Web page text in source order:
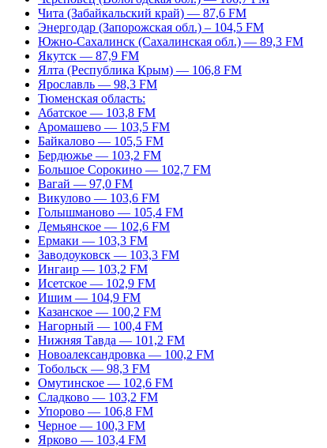
Чита (Забайкальский край) — 87,6 FM
Энергодар (Запорожская обл.) – 104,5 FM
Южно-Сахалинск (Сахалинская обл.) — 89,3 FM
Якутск — 87,9 FM
Ялта (Республика Крым) — 106,8 FM
Ярославль — 98,3 FM
Тюменская область:
Абатское — 103,8 FM
Аромашево — 103,5 FM
Байкалово — 105,5 FM
Бердюжье — 103,2 FM
Большое Сорокино — 102,7 FM
Вагай — 97,0 FM
Викулово — 103,6 FM
Голышманово — 105,4 FM
Демьянское — 102,6 FM
Ермаки — 103,3 FM
Заводоуковск — 103,3 FM
Ингаир — 103,2 FM
Исетское — 102,9 FM
Ишим — 104,9 FM
Казанское — 100,2 FM
Нагорный — 100,4 FM
Нижняя Тавда — 101,2 FM
Новоалександровка — 100,2 FM
Тобольск — 98,3 FM
Омутинское — 102,6 FM
Сладково — 103,2 FM
Упорово — 106,8 FM
Черное — 100,3 FM
Ярково — 103,4 FM